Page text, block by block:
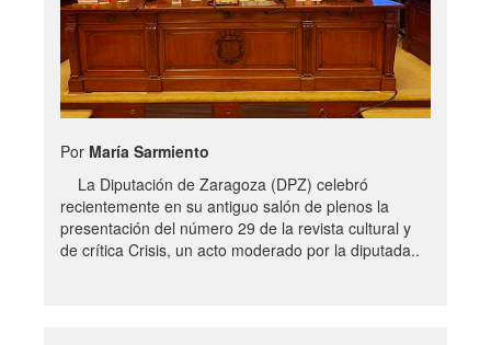
Por María Sarmiento
La Diputación de Zaragoza (DPZ) celebró
recientemente en su antiguo salón de plenos la
presentación del número 29 de la revista cultural y
de crítica Crisis, un acto moderado por la diputada..